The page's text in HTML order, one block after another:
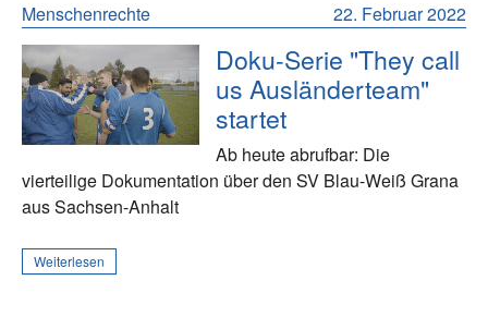
22. Februar 2022
Menschenrechte
Doku-Serie "They call
us Ausländerteam"
startet
Ab heute abrufbar: Die
vierteilige Dokumentation über den SV Blau-Weiß Grana
aus Sachsen-Anhalt
Weiterlesen